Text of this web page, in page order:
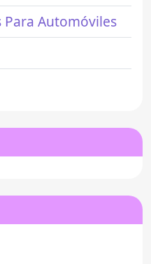
Para Automóviles